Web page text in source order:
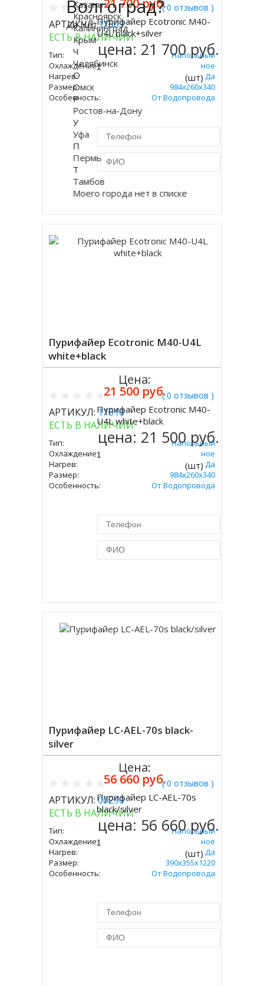
( 0 отзывов )
АРТИКУЛ:11609
ЕСТЬ В НАЛИЧИИ
Тип:
Напольный
Охлаждение:
Компрессорное
Нагрев:
Да
Размер:
984x260x340
Особенность:
От Водопровода
21 700 руб.
Купить
Пурифайер Ecotronic M40-
U4L black+silver
цена: 21 700 руб.
(шт)
Купить в 1 клик
Пурифайер Ecotronic M40-U4L
white+black
( 0 отзывов )
АРТИКУЛ:11610
ЕСТЬ В НАЛИЧИИ
Тип:
Напольный
Охлаждение:
Компрессорное
Нагрев:
Да
Размер:
984x260x340
Особенность:
От Водопровода
Цена:
21 500 руб.
Купить
Пурифайер Ecotronic M40-
U4L white+black
цена: 21 500 руб.
(шт)
Пурифайер LC-AEL-70s black-
silver
( 0 отзывов )
АРТИКУЛ:00290
ЕСТЬ В НАЛИЧИИ
Тип:
Напольный
Охлаждение:
Компрессорное
Нагрев:
Да
Размер:
390x355x1220
Особенность:
От Водопровода
Цена:
56 660 руб.
Купить
Пурифайер LC-AEL-70s
black/silver
цена: 56 660 руб.
(шт)
Волгоград?
Да Нет
Казань
Красноярск
Калининград
Крым
Ч
Челябинск
О
Омск
Р
Ростов-на-Дону
У
Уфа
П
Пермь
Т
Тамбов
Моего города нет в списке